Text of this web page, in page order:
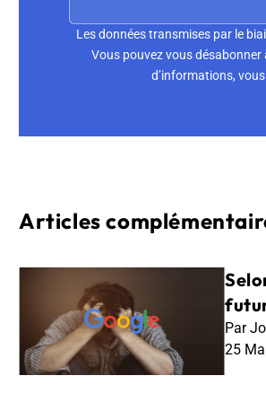
Les données transmises par le
Vous pouvez vous
d’informations,
Articles
Par
25